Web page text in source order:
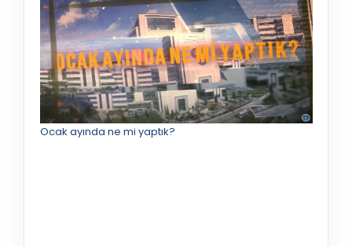
Ocak ayında ne mi yaptık?